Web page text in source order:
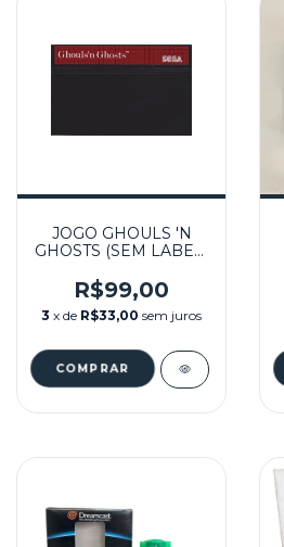
JOGO GHOULS 'N
GHOSTS (SEM LABEL)
SYSTEM
R$99,00
3 x de R$33,00 sem juros